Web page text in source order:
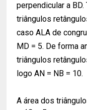
perpendicular a
triângulos
caso ALA de
MD = 5. De forma
triângulos
logo AN = NB = 10.
A área dos